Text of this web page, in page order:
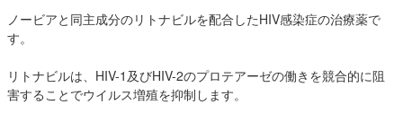
ノービアと同主成分のリトナビルを配合したHIV感染症の治療薬で
す。
リトナビルは、HIV-1及びHIV-2のプロテアーゼの働きを競合的に阻
害することでウイルス増殖を抑制します。